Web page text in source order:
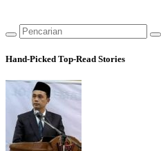
Hand-Picked Top-Read Stories